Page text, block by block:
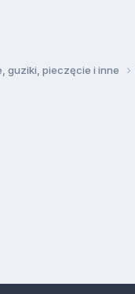
guziki, pieczęcie i inne